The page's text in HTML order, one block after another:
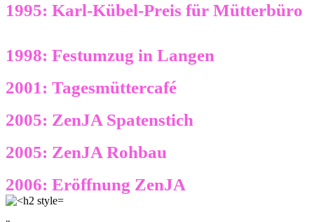
1995: Karl-Kübel-Preis für Mütterbüro
1998: Festumzug in Langen
2001: Tagesmüttercafé
2005: ZenJA Spatenstich
2005: ZenJA Rohbau
2006: Eröffnung ZenJA